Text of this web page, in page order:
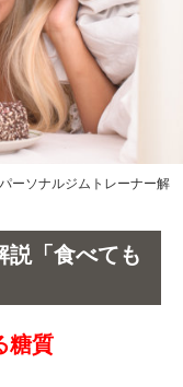
パーソナルジムトレーナー解
説「食べても
糖質